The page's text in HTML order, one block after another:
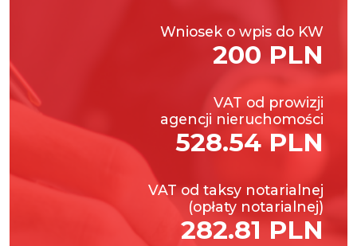
Wniosek o wpis do KW
200 PLN
VAT od prowizji
agencji nieruchomości
528.54 PLN
VAT od taksy notarialnej
(opłaty notarialnej)
282.81 PLN